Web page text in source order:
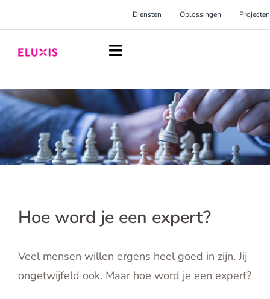
naar
inhoud
Diensten Oplossingen Projecten
Toggle
Homepage
Diensten
Oplossingen
Inspiratie
Blog
Hoe word je een expert?
Veel mensen willen ergens heel goed in zijn. Jij
ongetwijfeld ook. Maar hoe word je een expert?